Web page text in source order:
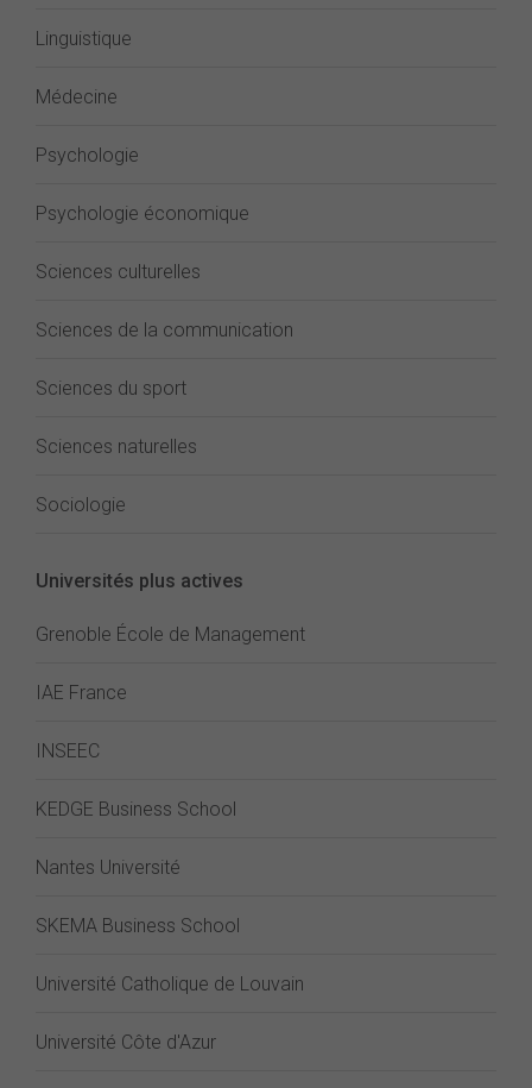
Linguistique
Médecine
Psychologie
Psychologie économique
Sciences culturelles
Sciences de la communication
Sciences du sport
Sciences naturelles
Sociologie
Universités plus actives
Grenoble École de Management
IAE France
INSEEC
KEDGE Business School
Nantes Université
SKEMA Business School
Université Catholique de Louvain
Université Côte d'Azur